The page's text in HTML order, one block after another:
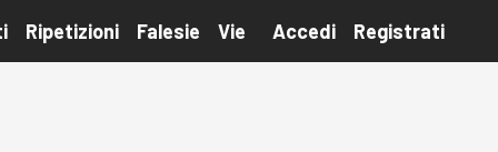
Ripetizioni Falesie Vie Accedi Registrati